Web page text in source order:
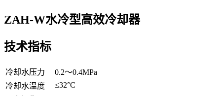
ZAH-W水冷型高效冷却器
技术指标
冷却水压力
0.2～0.4MPa
冷却水温度
≤32°C